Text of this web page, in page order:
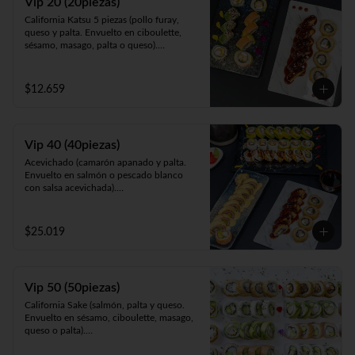
pollo y Frito en panko acompañado de
salsa teriyaki).
California Katsu 5 piezas (pollo furay,
queso y palta. Envuelto en ciboulette,
sésamo, masago, palta o queso).
palta).
Panko Ebi 10 piezas (camarón, queso y
$12.659
Vip 40 (40piezas)
Acevichado (camarón apanado y palta.
Envuelto en salmón o pescado blanco
con salsa acevichada).
almendras y nueces).
Panko Ebi (camarón ecuatoriano, queso y
sésamo, ciboulette, masago, queso o
palta).
$25.019
Vip 50 (50piezas)
California Sake (salmón, palta y queso.
Envuelto en sésamo, ciboulette, masago,
queso o palta).